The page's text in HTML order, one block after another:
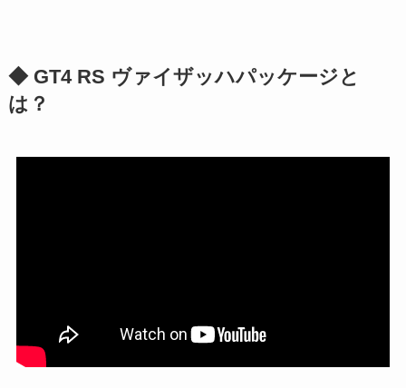
◆ GT4 RS ヴァイザッハパッケージと
は？